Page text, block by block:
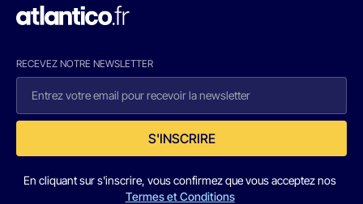
RECEVEZ NOTRE NEWSLETTER
S'INSCRIRE
En cliquant sur s'inscrire, vous confirmez que vous acceptez nos
Termes et Conditions